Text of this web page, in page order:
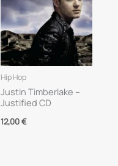
Hip Hop
Justin Timberlake –
Justified CD
12,00€